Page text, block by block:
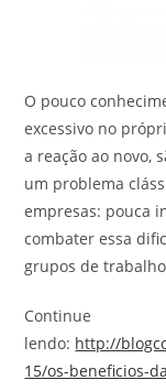
O pouco
excessivo no
a reação ao novo,
um problema
empresas: pouca
combater essa
grupos de
Continue
lendo: http://
15/os-beneficios-